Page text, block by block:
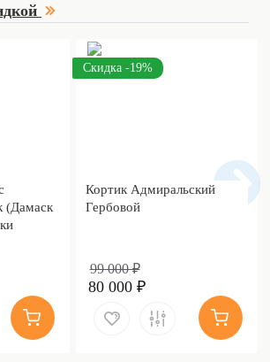
(Дамаск
Скидка -19%
Кортик Адмиральский
Гербовой
99 000 ₽
80 000 ₽